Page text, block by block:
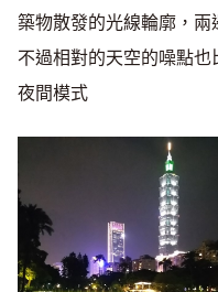
築物散發的光線輪廓，兩
不過相對的天空的噪點
夜間模式